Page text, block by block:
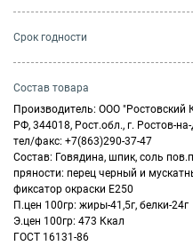
Cрок годности
Состав товара
Производитель: ООО "Ростовский
РФ, 344018, Рост.обл., г. Ростов-
тел/факс: +7(863)290-37-47
Состав: Говядина, шпик, соль
пряности: перец черный и
фиксатор окраски Е250
П.цен 100гр: жиры-41,5г, белки-24г
Э.цен 100гр: 473 Ккал
ГОСТ 16131-86